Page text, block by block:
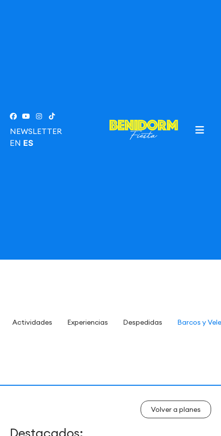
NEWSLETTER
EN ES
Actividades Experiencias Despedidas Barcos y
Volver a planes